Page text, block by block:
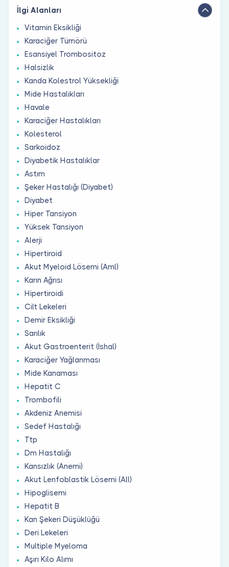
İlgi Alanları
Vitamin Eksikliği
Karaciğer Tümörü
Esansiyel Trombositoz
Halsizlik
Kanda Kolestrol Yüksekliği
Mide Hastalıkları
Havale
Karaciğer Hastalıkları
Kolesterol
Sarkoidoz
Diyabetik Hastalıklar
Astım
Şeker Hastalığı (Diyabet)
Diyabet
Hiper Tansiyon
Yüksek Tansiyon
Alerji
Hipertiroid
Akut Myeloid Lösemi (Aml)
Karın Ağrısı
Hipertiroidi
Cilt Lekeleri
Demir Eksikliği
Sarılık
Akut Gastroenterit (İshal)
Karaciğer Yağlanması
Mide Kanaması
Hepatit C
Trombofili
Akdeniz Anemisi
Sedef Hastalığı
Ttp
Dm Hastalığı
Kansızlık (Anemi)
Akut Lenfoblastik Lösemi (All)
Hipoglisemi
Hepatit B
Kan Şekeri Düşüklüğü
Deri Lekeleri
Multiple Myeloma
Aşırı Kilo Alımı